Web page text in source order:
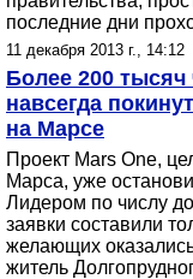
последние дни
11 декабря 2013 г., 14:12
Более 200
навсегда
на Марсе
Проект Mars One,
Марса, уже
Лидером по числу
заявки составили
желающих
житель